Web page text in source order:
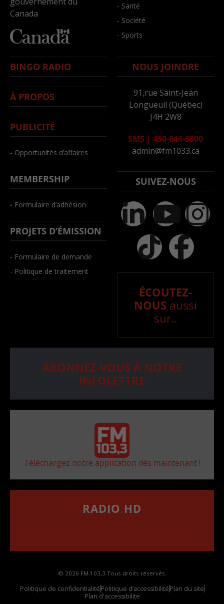
Canada
- Santé
- Société
- Sports
BINGO RADIO
À PROPOS
PUBLICITÉ
- Opportunités d’affaires
MEMBERSHIP
- Formulaire d’adhésion
PROJETS D’ÉMISSION
- Formulaire de demande
- Politique de traitement
NOUS JOINDRE
91,rue Saint-Jean
Longueuil (Québec)
J4H 2W8
SMS | 450-646-6800
admin@fm1033.ca
SUIVEZ-NOUS
ÉCOUTEZ-
NOUS aussi
sur..
ABONNEZ-VOUS À NOTRE
INFOLETTRE
Téléchargez notre application dès maintenant !
RADIO HD
© 2026 FM 103,3 Tous droits réservés.
Politique de confidentialitéPolitique d’accessibilitéPlan du site
Plan d'accessibilite